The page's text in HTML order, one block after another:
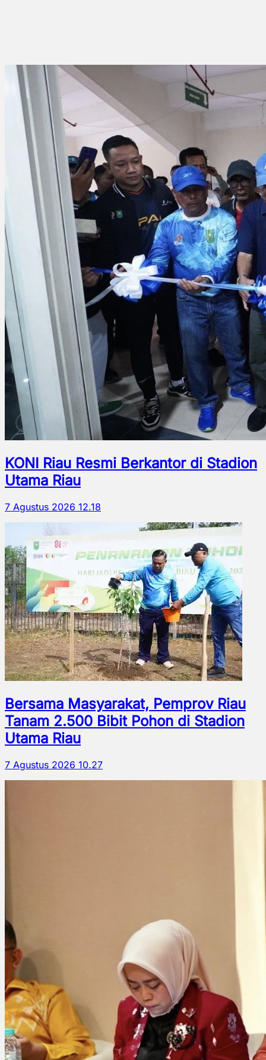
KONI Riau Resmi Berkantor di Stadion
Utama Riau
7 Agustus 2026 12.18
Bersama Masyarakat, Pemprov Riau
Tanam 2.500 Bibit Pohon di Stadion
Utama Riau
7 Agustus 2026 10.27